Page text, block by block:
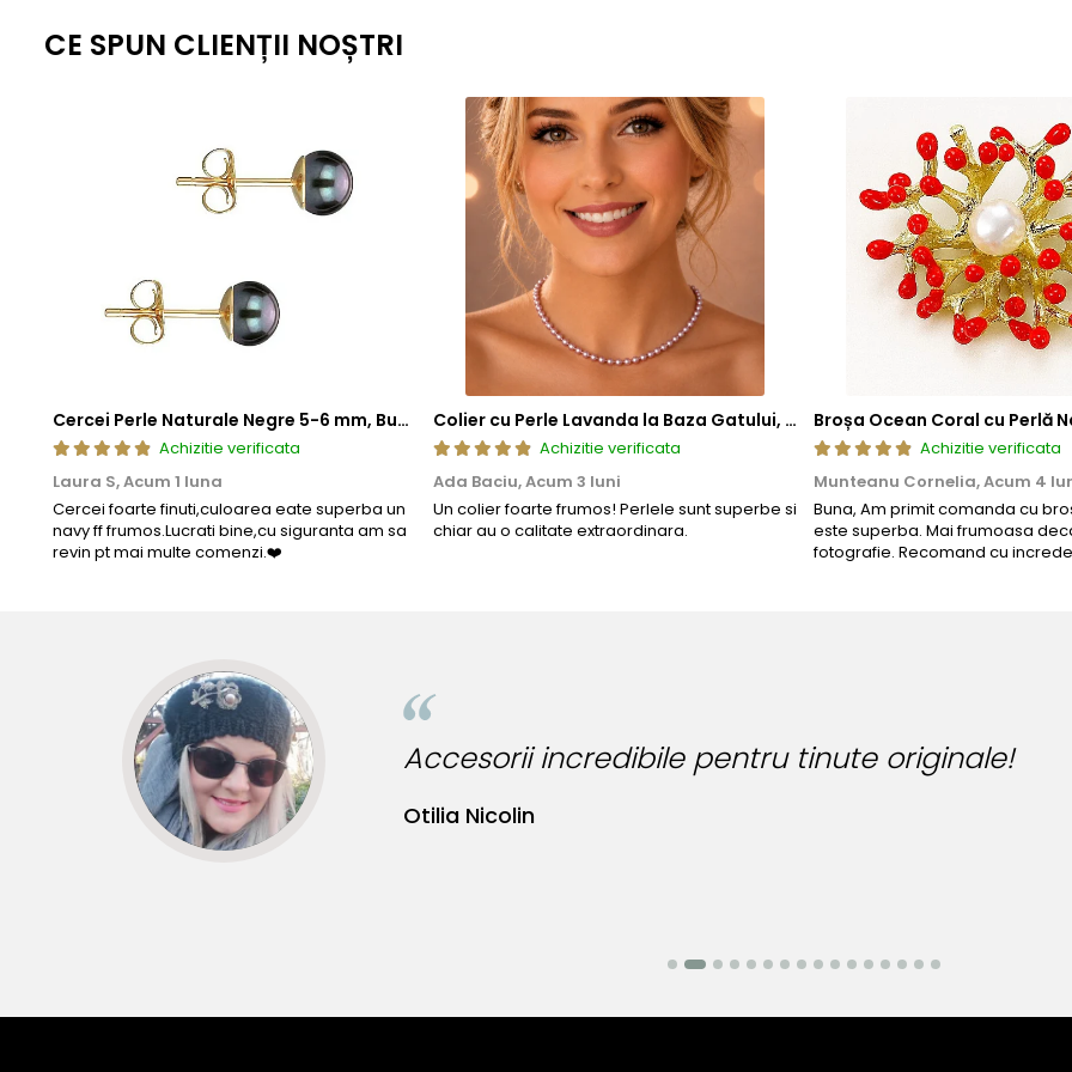
metalic comun, special ales pentru a asigura flexibilitatea si siguranta mecanismului. Acest element previne uzura
pentru a fi mai rezistent decat in mod normal. Aceasta compozitie confera o durabilitate sporita, reducand riscul
Aceasta metoda de fabricatie ofera un echilibru perfect intre estetica, functionalitate si rezistenta, permitand bijuteriilor sa isi
standardizate la nivel global, fiecare piesa ramane nu doar eleganta, ci si sigura si rezistenta la uzura zilnica. Astfel, clientii se pot
CE SPUN CLIENȚII NOȘTRI
Cercei Perle Naturale Negre 5-6 mm, Buton AAA, Aur 14K (aur 585), Tip Șurub | KASKADDA®
Achizitie verificata
Laura S,Acum 1 luna
Cercei foarte finuti,culoarea eate superba un
navy ff frumos.Lucrati bine,cu siguranta am sa
revin pt mai multe comenzi.❤️
Colier cu Perle Lavanda la Baza Gatului, de 4-5 mm, Perle Rare, Calitate AAA+, Aur 14K | KASKADDA®
Achizitie verificata
Ada Baciu,Acum 3 luni
Un colier foarte frumos! Perlele sunt superbe si
chiar au o calitate extraordinara.
Broșa Ocean Coral cu Perlă
Achizitie verificata
Munteanu Cornelia,Acum 4
Buna, Am primit comanda cu
este superba. Mai frumoasa
fotografie. Recomand cu
pentru tinute originale!